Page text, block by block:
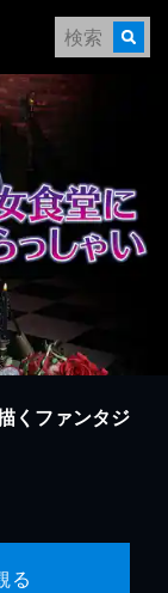
くファンタジ
る